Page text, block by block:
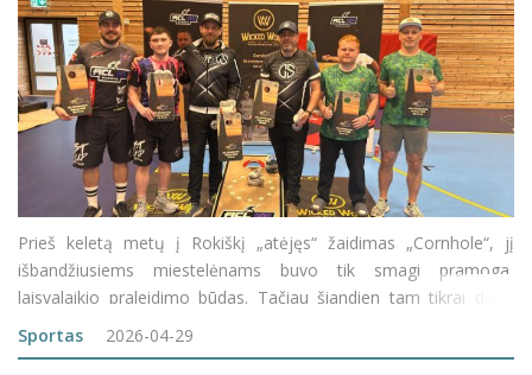
Prieš keletą metų į Rokiškį „atėjęs“ žaidimas „Cornhole“, jį
išbandžiusiems miestelėnams buvo tik smagi pramoga,
laisvalaikio praleidimo būdas. Tačiau šiandien tam tikrai daliai
azartą pajutusių žaidėjų šis sportas yra galimybė kopti į geria
Sportas 2026-04-29